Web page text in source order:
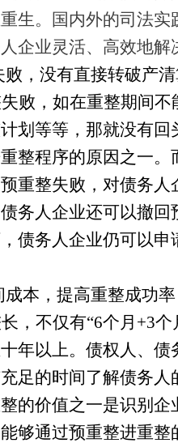
生。国内外的司法
企业灵活、高效地解
败，没有直接转破产
败，如在重整期间
划等等，那就没有
整程序的原因之一
重整失败，对债务
务人企业还可以撤
债务人企业仍可以
成本，提高重整成功率
，不仅有“6个月+3
年以上。债权人、
足的时间了解债务
的价值之一是识别
够通过预重整进重